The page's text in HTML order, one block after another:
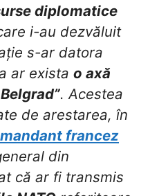
diplomatice
i-au dezvăluit
s-ar datora
ar exista o axă
. Acestea
de arestarea, în
francez
din
că ar fi transmis